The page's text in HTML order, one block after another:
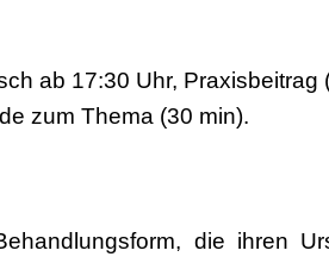
ab 17:30 Uhr, Praxisbeitrag
zum Thema (30 min).
die ihren